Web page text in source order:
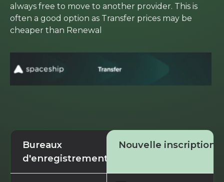
always free to move to another provider. This is
often a good option as Transfer prices may be
cheaper than Renewal
Bureaux
d'enregistrement
Nouvelle inscription